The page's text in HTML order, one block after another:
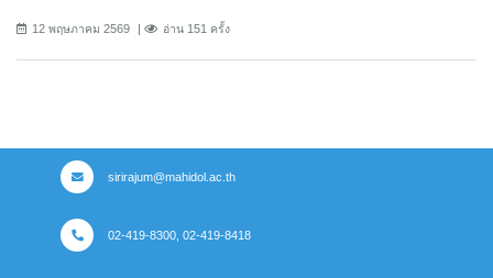
12 พฤษภาคม 2569 อ่าน 151 ครั้ง
sirirajum@mahidol.ac.th
02-419-8300, 02-419-8418